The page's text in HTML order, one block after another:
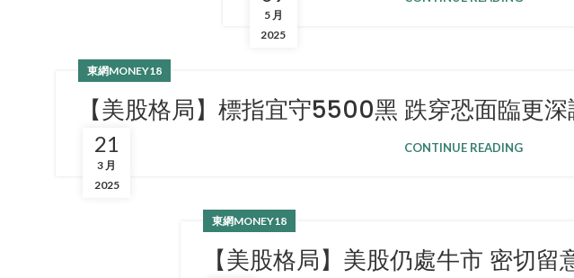
5 月
2025
21
3 月
2025
東網MONEY18
【美股格局】標指宜守5500黑 跌穿恐面臨更
CONTINUE READING
東網MONEY18
【美股格局】美股仍處牛市 密切留